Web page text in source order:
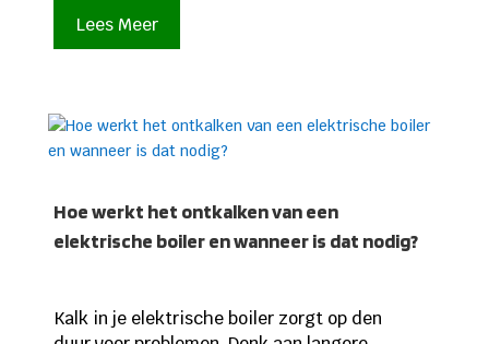
Lees Meer
Hoe werkt het ontkalken van een
elektrische boiler en wanneer is dat nodig?
Kalk in je elektrische boiler zorgt op den